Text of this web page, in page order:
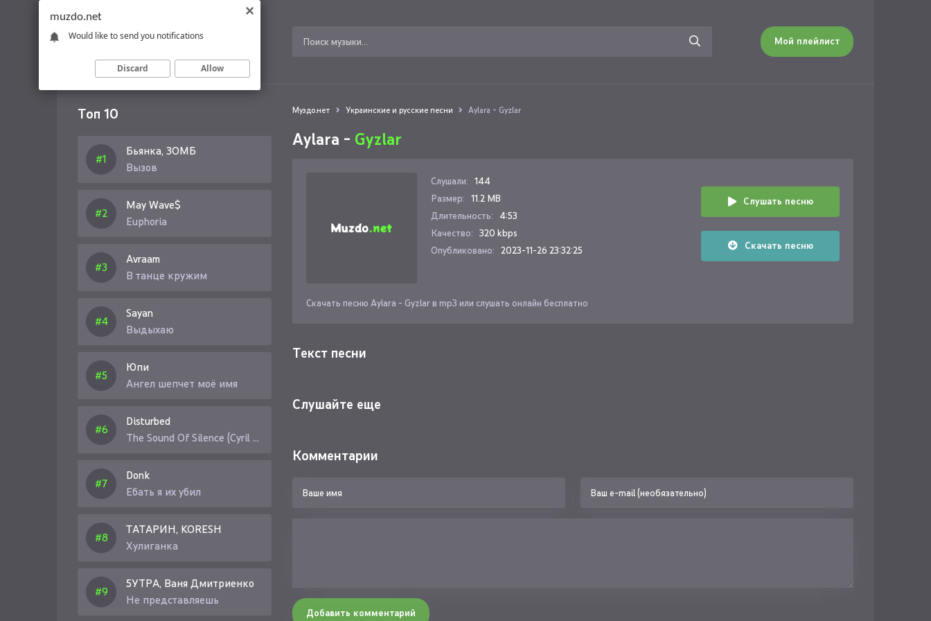
Мой плейлист
Топ 10
Бьянка, ЗОМБ
Вызов
May Wave$
Euphoria
Avraam
В танце кружим
Sayan
Выдыхаю
Юпи
Ангел шепчет моё имя
Disturbed
The Sound Of Silence (Cyril Riley Remix)
Donk
Ебать я их убил
ТАТАРИН, KORESH
Хулиганка
5УТРА, Ваня Дмитриенко
Не представляешь
Муздо.нет Украинские и русские песни Aylara - Gyzlar
Aylara - Gyzlar
Слушали: 144
Размер: 11.2 MB
Длительность:
4:53
Качество: 320 kbps
Опубликовано: 2023-11-26 23:32:25
Слушать песню
Скачать песню
Скачать песню Aylara - Gyzlar в mp3 или слушать онлайн бесплатно
Текст песни
Слушайте еще
Комментарии
Добавить комментарий
muzdo.net
Would like to send you notifications
Discard Allow